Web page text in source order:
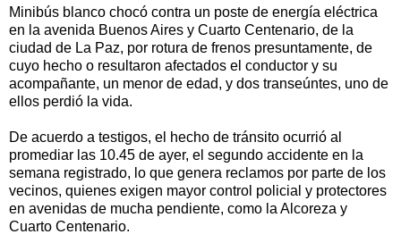
Minibús blanco chocó contra un poste de energía eléctrica
en la avenida Buenos Aires y Cuarto Centenario, de la
ciudad de La Paz, por rotura de frenos presuntamente, de
cuyo hecho o resultaron afectados el conductor y su
acompañante, un menor de edad, y dos transeúntes, uno de
ellos perdió la vida.
De acuerdo a testigos, el hecho de tránsito ocurrió al
promediar las 10.45 de ayer, el segundo accidente en la
semana registrado, lo que genera reclamos por parte de los
vecinos, quienes exigen mayor control policial y protectores
en avenidas de mucha pendiente, como la Alcoreza y
Cuarto Centenario.